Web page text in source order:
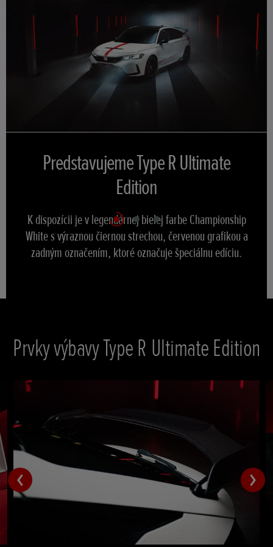
Predstavujeme Type R Ultimate
Edition
K dispozícii je v legendárnej bielej farbe Championship
White s výraznou čiernou strechou, červenou grafikou a
zadným označením, ktoré označuje špeciálnu edíciu.
Predstavujeme Type R Ultimate Edition
K dispozícii je v legendárnej bielej farbe Championship
White s výraznou čiernou strechou, červenou grafikou a
zadným označením, ktoré označuje špeciálnu edíciu.
Predstavujeme Type R Ultimate Edition
K dispozícii je v legendárnej bielej farbe Championship
White s výraznou čiernou strechou, červenou grafikou a
zadným označením, ktoré označuje špeciálnu edíciu.
Prvky výbavy Type R Ultimate Edition